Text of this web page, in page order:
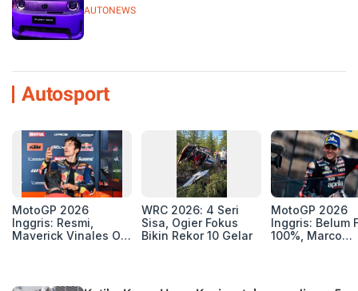
AUTONEWS
Autosport
MotoGP 2026
Inggris: Resmi,
Maverick Vinales Out
Selanjutnya Belum
WRC 2026: 4 Seri
Sisa, Ogier Fokus
Bikin Rekor 10 Gelar
MotoGP 2026
Inggris: Belum
100%, Marco